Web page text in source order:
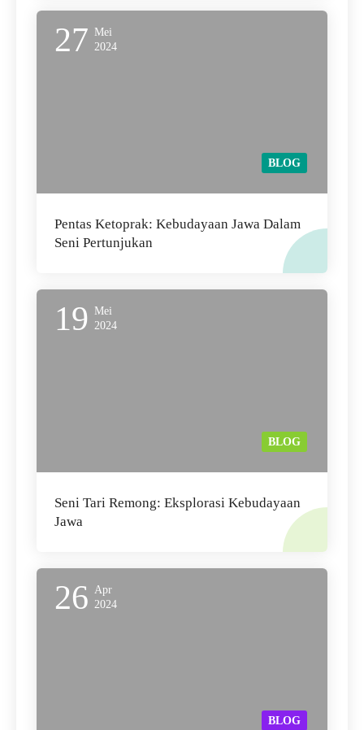
27 Mei
2024
BLOG
Pentas Ketoprak: Kebudayaan Jawa Dalam
Seni Pertunjukan
19 Mei
2024
BLOG
Seni Tari Remong: Eksplorasi Kebudayaan
Jawa
26 Apr
2024
BLOG